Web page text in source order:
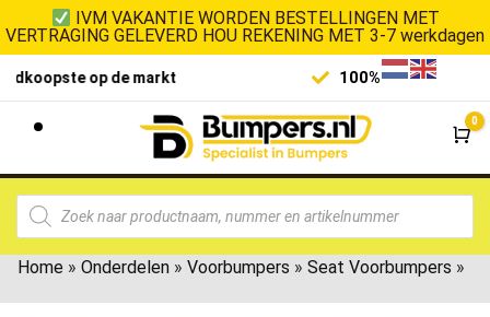
IVM VAKANTIE WORDEN BESTELLINGEN MET
VERTRAGING GELEVERD HOU REKENING MET 3-7 werkdagen
100% klanttevredenheid
0
Home » Onderdelen » Voorbumpers » Seat Voorbumpers »